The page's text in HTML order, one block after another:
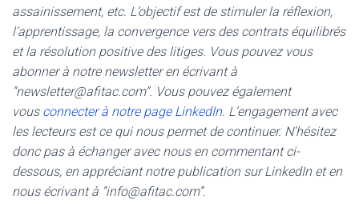
assainissement, etc. L’objectif est de stimuler la réflexion,
l’apprentissage, la convergence vers des contrats équilibrés
et la résolution positive des litiges. Vous pouvez vous
abonner à notre newsletter en écrivant à
“newsletter@afitac.com”. Vous pouvez également
vous connecter à notre page LinkedIn. L’engagement avec
les lecteurs est ce qui nous permet de continuer. N’hésitez
donc pas à échanger avec nous en commentant ci-
dessous, en appréciant notre publication sur LinkedIn et en
nous écrivant à “info@afitac.com”.